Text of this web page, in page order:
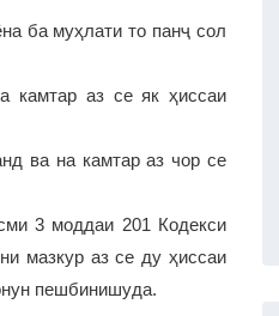
ба муҳлати то панҷ сол
камтар аз се як ҳиссаи
ва на камтар аз чор се
3 моддаи 201 Кодекси
мазкур аз се ду ҳиссаи
пешбинишуда.